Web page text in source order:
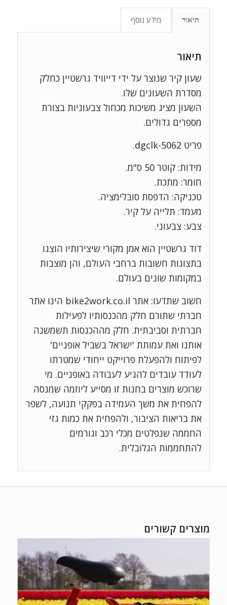
תיאור מידע נוסף
תיאור
שעון קיר שנוצר על ידי דייוויד גרשטיין כחלק
מסדרת השעונים שלו.
השעון מציג משיכות מכחול צבעוניות בצורת
מספרים גדולים.
פריט dgclk-5062.
מידות: קוטר 50 ס"מ.
חומר: מתכת.
טכניקה: הדפסת סובלימציה.
מעמד: תלייה על קיר.
צבע: צבעוני.
דוד גרשטיין הוא אמן מקורי שיצירותיו הוצגו
בתצוגות חשובות ברחבי העולם, והן מוצבות
במקומות שונים בעולם.
חשוב שתדעו: אתר bike2work.co.il הינו אתר
חברתי שתורם חלק מהכנסותיו לפעילות
חברתית וסביבתית. חלק מההכנסות תשמשנה
אותנו ואת עמותת 'ישראל בשביל אופניים'
לפיתוח ולהפעלת פרוייקט ייחודי שמטרתו
לעודד עובדים להגיע לעבודה באופניים. מי
שרוכש מוצרים בחנות זו מסייע ליוזמה שמנסה
להפחית את משך העמידה בפקקי תנועה, לשפר
את בריאות הציבור, ולהפחית את כמות גזי
החממה שנפלטים מכלי רכב וגורמים
להתחממות הגלובלית.
מוצרים קשורים